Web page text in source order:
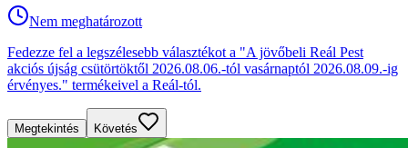
Nem meghatározott
Fedezze fel a legszélesebb választékot a "A jövőbeli Reál Pest
akciós újság csütörtöktől 2026.08.06.-tól vasárnaptól 2026.08.09.-ig
érvényes." termékeivel a Reál-tól.
Megtekintés Követés